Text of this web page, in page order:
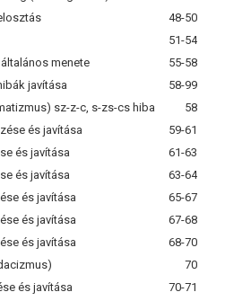
48-50
51-54
menete
55-58
javítása
58-99
sz-z-c, s-zs-cs hiba
58
és javítása
59-61
és javítása
61-63
és javítása
63-64
és javítása
65-67
és javítása
67-68
és javítása
68-70
70
és javítása
70-71